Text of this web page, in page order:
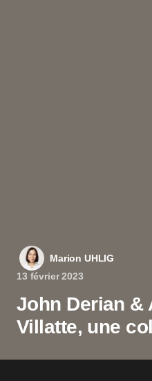
Marion UHLIG
13 février 2023
John Derian &
Villatte, une